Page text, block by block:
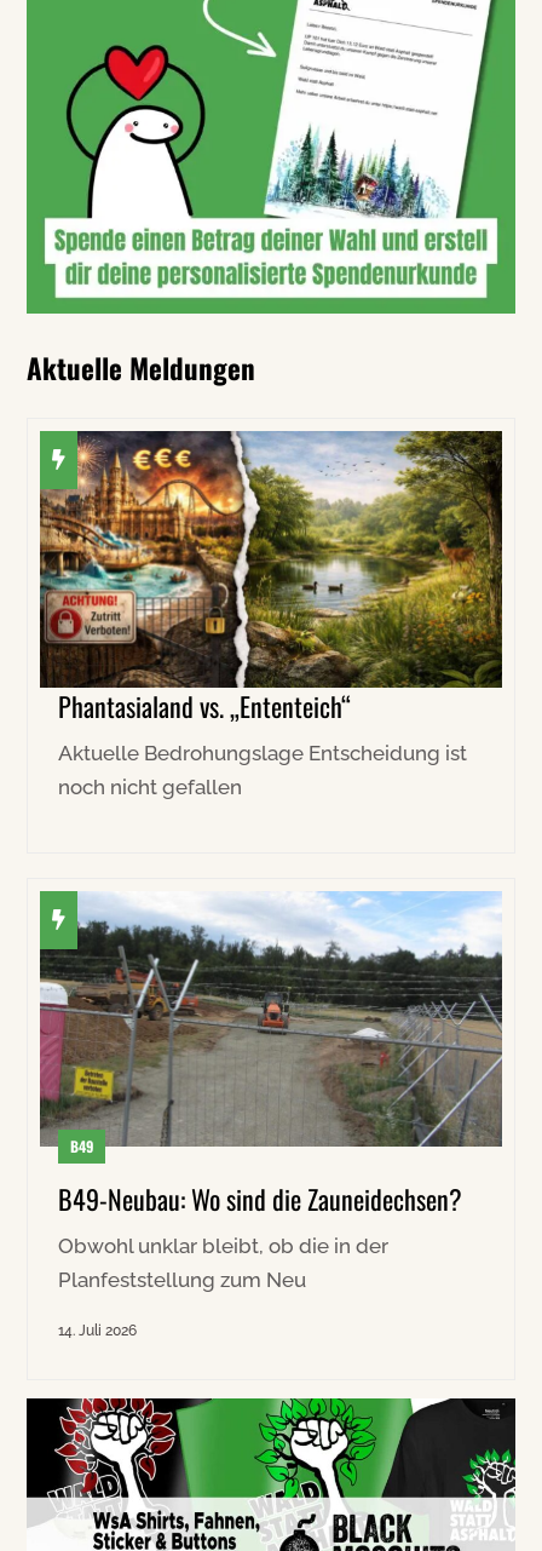
Aktuelle Meldungen
Phantasialand vs. „Ententeich“
Aktuelle Bedrohungslage Entscheidung ist
noch nicht gefallen
B49
B49-Neubau: Wo sind die Zauneidechsen?
Obwohl unklar bleibt, ob die in der
Planfeststellung zum Neu
14. Juli 2026